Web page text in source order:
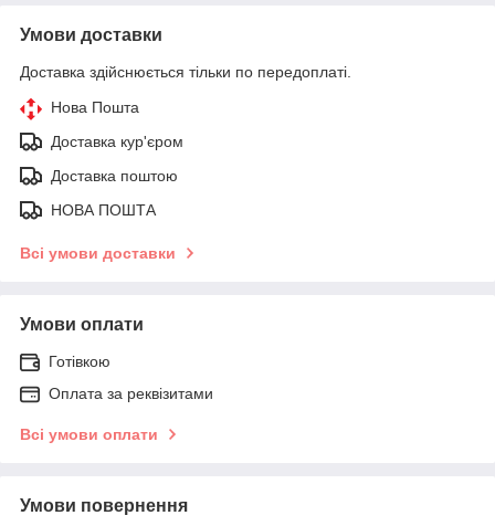
Умови доставки
Доставка здійснюється тільки по передоплаті.
Нова Пошта
Доставка кур'єром
Доставка поштою
НОВА ПОШТА
Всі умови доставки
Умови оплати
Готівкою
Оплата за реквізитами
Всі умови оплати
Умови повернення